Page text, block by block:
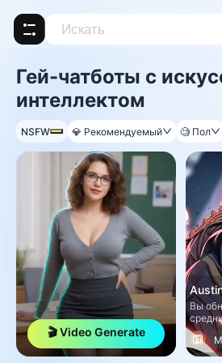
Гей-чатботы с
интеллектом
NSFW 💎 Рекомендуемый 🧐 Пол
🎬 Video Generate
Вы
его